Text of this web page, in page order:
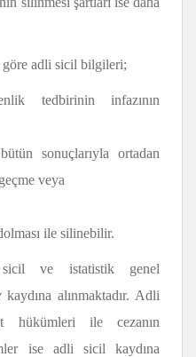
adli sicil bilgileri;
tedbirinin infazının
sonuçlarıyla ortadan
veya
ile silinebilir.
ve istatistik genel
alınmaktadır. Adli
hükümleri ile cezanın
ise adli sicil kaydına